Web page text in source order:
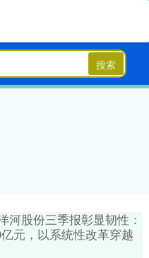
搜索
河股份三季报彰显韧性：
元，以系统性改革穿越